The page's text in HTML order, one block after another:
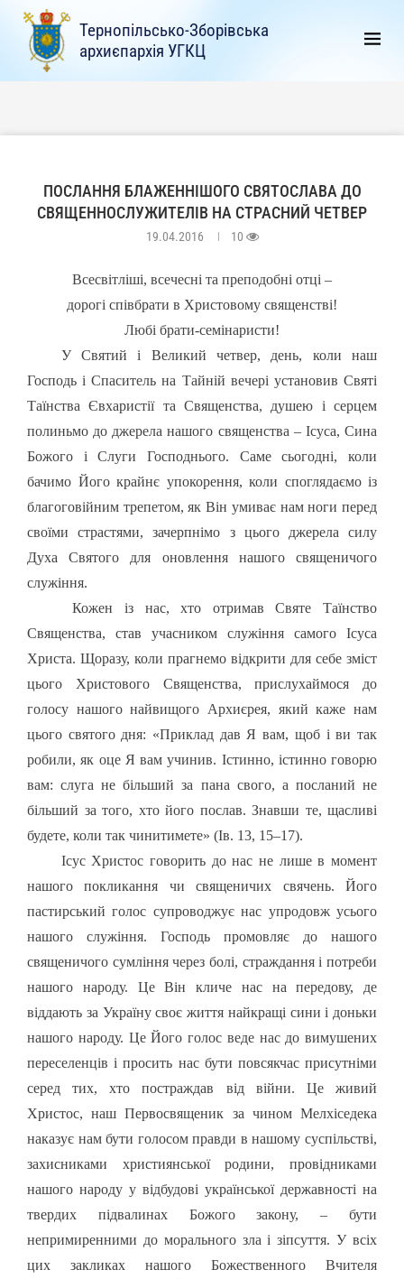
Тернопільсько-Зборівська
архиєпархія УГКЦ
ПОСЛАННЯ БЛАЖЕННІШОГО СВЯТОСЛАВА ДО
СВЯЩЕННОСЛУЖИТЕЛІВ НА СТРАСНИЙ ЧЕТВЕР
19.04.2016 10
Всесвітліші, всечесні та преподобні отці –
дорогі співбрати в Христовому священстві!
Любі брати-семінаристи!
У Святий і Великий четвер, день, коли наш
Господь і Спаситель на Тайній вечері установив Святі
Таїнства Євхаристії та Священства, душею і серцем
полиньмо до джерела нашого священства – Ісуса, Сина
Божого і Слуги Господнього. Саме сьогодні, коли
бачимо Його крайнє упокорення, коли споглядаємо із
благоговійним трепетом, як Він умиває нам ноги перед
своїми страстями, зачерпнімо з цього джерела силу
Духа Святого для оновлення нашого священичого
служіння.
Кожен із нас, хто отримав Святе Таїнство
Священства, став учасником служіння самого Ісуса
Христа. Щоразу, коли прагнемо відкрити для себе зміст
цього Христового Священства, прислухаймося до
голосу нашого найвищого Архиєрея, який каже нам
цього святого дня: «Приклад дав Я вам, щоб і ви так
робили, як оце Я вам учинив. Істинно, істинно говорю
вам: слуга не більший за пана свого, а посланий не
більший за того, хто його послав. Знавши те, щасливі
будете, коли так чинитимете» (Ів. 13, 15–17).
Ісус Христос говорить до нас не лише в момент
нашого покликання чи священичих свячень. Його
пастирський голос супроводжує нас упродовж усього
нашого служіння. Господь промовляє до нашого
священичого сумління через болі, страждання і потреби
нашого народу. Це Він кличе нас на передову, де
віддають за Україну своє життя найкращі сини і доньки
нашого народу. Це Його голос веде нас до вимушених
переселенців і просить нас бути повсякчас присутніми
серед тих, хто постраждав від війни. Це живий
Христос, наш Первосвященик за чином Мелхіседека
наказує нам бути голосом правди в нашому суспільстві,
захисниками християнської родини, провідниками
нашого народу у відбудові української державності на
твердих підвалинах Божого закону, – бути
непримиренними до морального зла і зіпсуття. У всіх
цих закликах нашого Божественного Вчителя